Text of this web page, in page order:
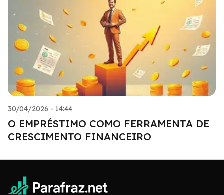
30/04/2026 - 14:44
O EMPRÉSTIMO COMO FERRAMENTA DE
CRESCIMENTO FINANCEIRO